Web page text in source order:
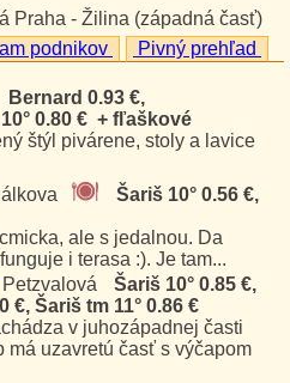
Praha - Žilina (západná časť)
podnikov Pivný prehľad
Bernard 0.93 €,
0.80 € + fľaškové
štýl pivárene, stoly a lavice
Šariš 10° 0.56 €,
ale s jedalnou. Da
i terasa :). Je tam...
Petzvalová
Šariš 10° 0.85 €,
€, Šariš tm 11° 0.86 €
v juhozápadnej časti
má uzavretú časť s výčapom